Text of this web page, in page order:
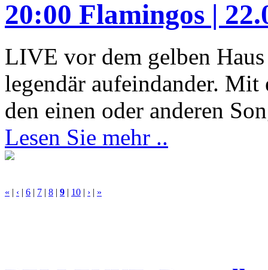
20:00 Flamingos |
LIVE vor dem gelben
legendär aufeindander.
den einen oder anderen
Lesen Sie mehr ..
« | ‹ | 6 | 7 | 8 | 9 | 10 | › | »